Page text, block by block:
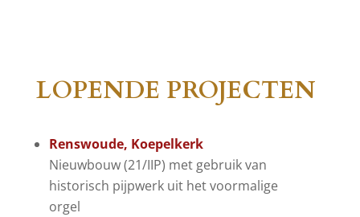
LOPENDE PROJECTEN
Renswoude, Koepelkerk
Nieuwbouw (21/IIP) met gebruik van
historisch pijpwerk uit het voormalige
orgel